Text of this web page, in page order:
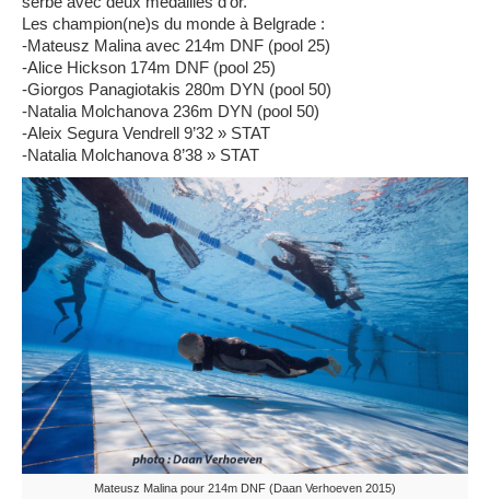
Les champion(ne)s du monde à Belgrade :
-Mateusz Malina avec 214m DNF (pool 25)
-Alice Hickson 174m DNF (pool 25)
-Giorgos Panagiotakis 280m DYN (pool 50)
-Natalia Molchanova 236m DYN (pool 50)
-Aleix Segura Vendrell 9’32 » STAT
-Natalia Molchanova 8’38 » STAT
Mateusz Malina pour 214m DNF (Daan Verhoeven 2015)